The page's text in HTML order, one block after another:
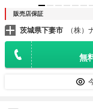
販売店保証
茨城県下妻市 （株
無